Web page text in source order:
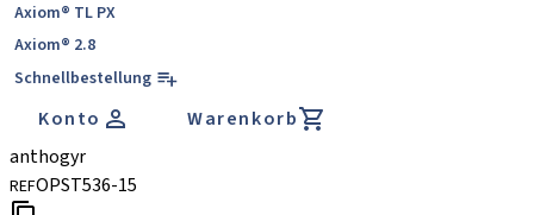
Axiom® TL PX
Axiom® 2.8
Schnellbestellung
Konto
Warenkorb
anthogyr
REFOPST536-15